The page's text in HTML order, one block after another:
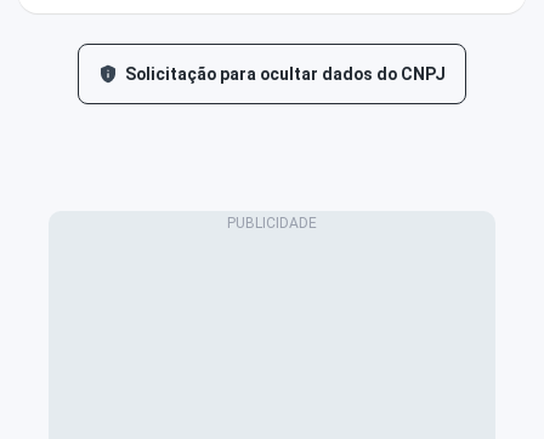
Solicitação para ocultar dados do CNPJ